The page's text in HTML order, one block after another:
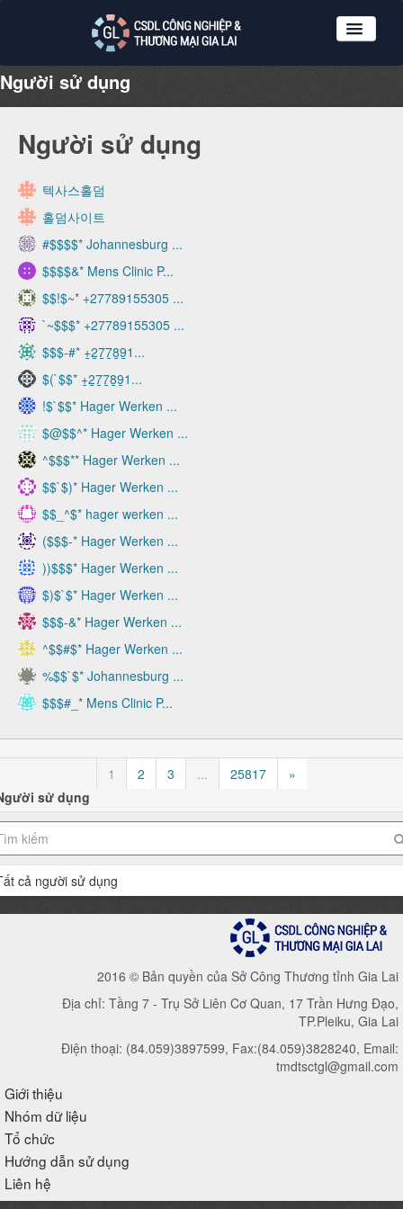
Nhóm dữ liệu
Tổ chức
Giới thiệu
Đăng ký
Đăng nhập
Người sử dụng
Người sử dụng
텍사스홀덤
홀덤사이트
#$$$$* Johannesburg ...
$$$$&* Mens Clinic P...
$$!$~* +27789155305 ...
`~$$$* +27789155305 ...
$$$-#* +̲2̲7̲7̲8̲9̲1...
$(`$$* +̲2̲7̲7̲8̲9̲1...
!$`$$* Hager Werken ...
$@$$^* Hager Werken ...
^$$$** Hager Werken ...
$$`$)* Hager Werken ...
$$_^$* hager werken ...
($$$-* Hager Werken ...
))$$$* Hager Werken ...
$)$`$* Hager Werken ...
$$$-&* Hager Werken ...
^$$#$* Hager Werken ...
%$$`$* Johannesburg ...
$$$#_* Mens Clinic P...
1 2 3 ... 25817
»
sử dụng
cả người sử dụng
2016 © Bản quyền của Sở Công Thương tỉnh Gia Lai
Địa chỉ: Tầng 7 - Trụ Sở Liên Cơ Quan, 17 Trần Hưng Đạo,
TP.Pleiku, Gia Lai
Điện thoại: (84.059)3897599, Fax:(84.059)3828240, Email:
tmdtsctgl@gmail.com
Giới thiệu
Nhóm dữ liệu
Tổ chức
Hướng dẫn sử dụng
Liên hệ